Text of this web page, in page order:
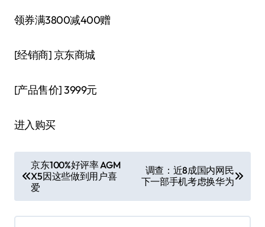
领券满3800减400赠
[经销商]京东商城
[产品售价]3999元
进入购买
章
导
航
京东100%好评率 AGM
X5因这些做到用户喜
爱
调查：近8成国内网民
下一部手机考虑换华为